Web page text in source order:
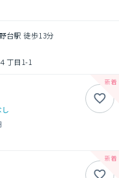
台駅 徒歩13分
丁目1-1